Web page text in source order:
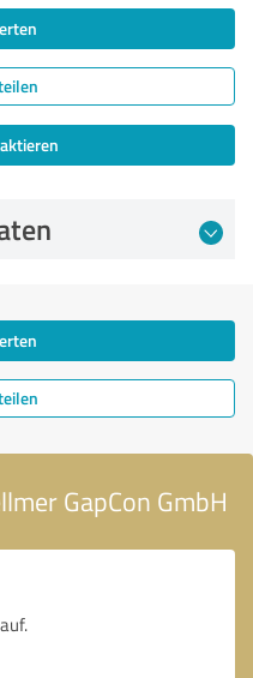
GapCon GmbH